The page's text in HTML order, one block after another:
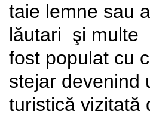
taie lemne sau
lăutari şi multe
fost populat cu
stejar devenind
turistică